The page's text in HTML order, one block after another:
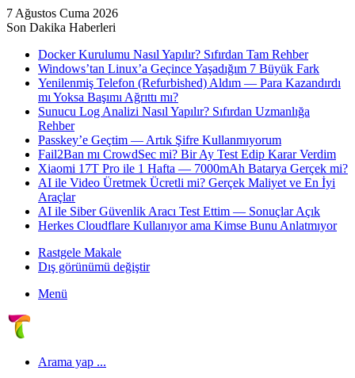
7 Ağustos Cuma 2026
Son Dakika Haberleri
Docker Kurulumu Nasıl Yapılır? Sıfırdan Tam Rehber
Windows’tan Linux’a Geçince Yaşadığım 7 Büyük Fark
Yenilenmiş Telefon (Refurbished) Aldım — Para Kazandırdı
mı Yoksa Başımı Ağrıttı mı?
Sunucu Log Analizi Nasıl Yapılır? Sıfırdan Uzmanlığa
Rehber
Passkey’e Geçtim — Artık Şifre Kullanmıyorum
Fail2Ban mı CrowdSec mi? Bir Ay Test Edip Karar Verdim
Xiaomi 17T Pro ile 1 Hafta — 7000mAh Batarya Gerçek mi?
AI ile Video Üretmek Ücretli mi? Gerçek Maliyet ve En İyi
Araçlar
AI ile Siber Güvenlik Aracı Test Ettim — Sonuçlar Açık
Herkes Cloudflare Kullanıyor ama Kimse Bunu Anlatmıyor
Rastgele Makale
Dış görünümü değiştir
Menü
Arama yap ...